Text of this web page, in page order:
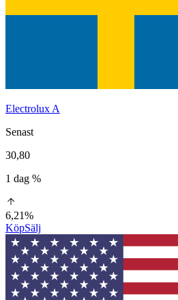
Electrolux A
Senast
30,80
1 dag %
6,21%
KöpSälj